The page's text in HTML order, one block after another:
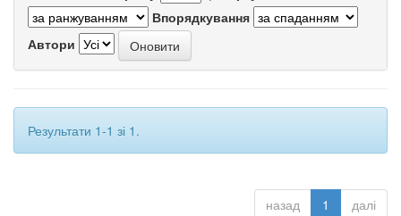
Впорядкування
Автори
Результати 1-1 зі 1.
назад 1 далі